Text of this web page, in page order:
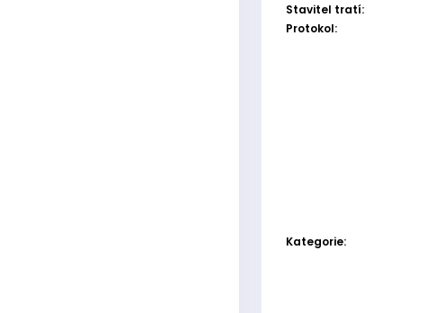
Stavitel tratí:
Protokol:
Kategorie: